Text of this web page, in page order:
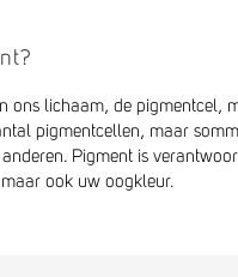
ons lichaam, de pigmentcel,
pigmentcellen, maar
Pigment is
ook uw oogkleur.